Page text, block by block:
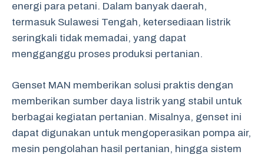
energi para petani. Dalam banyak daerah,
termasuk Sulawesi Tengah, ketersediaan listrik
seringkali tidak memadai, yang dapat
mengganggu proses produksi pertanian.
Genset MAN memberikan solusi praktis dengan
memberikan sumber daya listrik yang stabil untuk
berbagai kegiatan pertanian. Misalnya, genset ini
dapat digunakan untuk mengoperasikan pompa air,
mesin pengolahan hasil pertanian, hingga sistem